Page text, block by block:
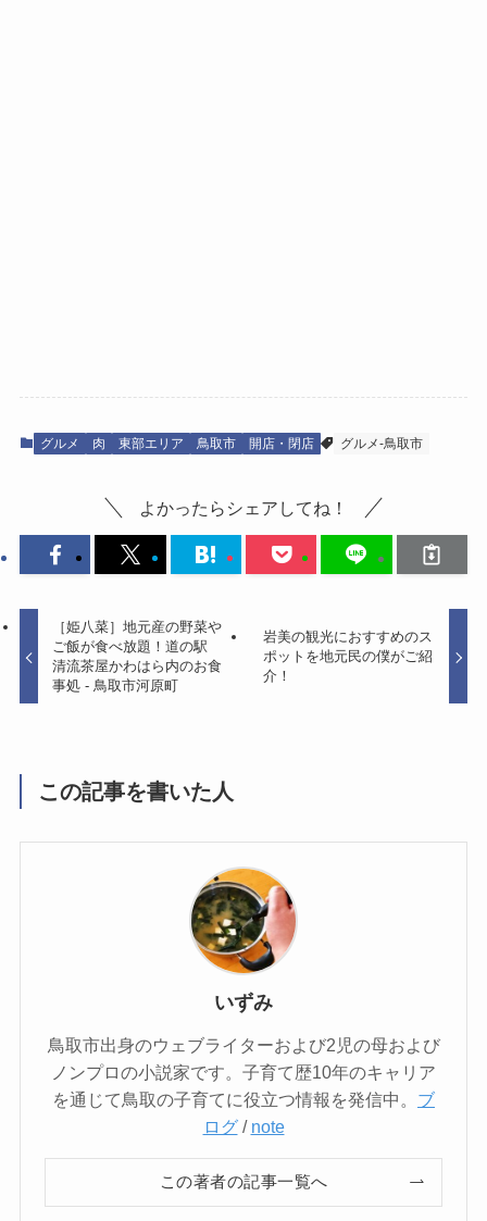
グルメ 肉 東部エリア 鳥取市 開店・閉店 グルメ-鳥取市
よかったらシェアしてね！
［姫八菜］地元産の野菜や
ご飯が食べ放題！道の駅
清流茶屋かわはら内のお食
事処 - 鳥取市河原町
岩美の観光におすすめのス
ポットを地元民の僕がご紹
介！
この記事を書いた人
いずみ
鳥取市出身のウェブライターおよび2児の母および
ノンプロの小説家です。子育て歴10年のキャリア
を通じて鳥取の子育てに役立つ情報を発信中。 ブ
ログ/ note
この著者の記事一覧へ